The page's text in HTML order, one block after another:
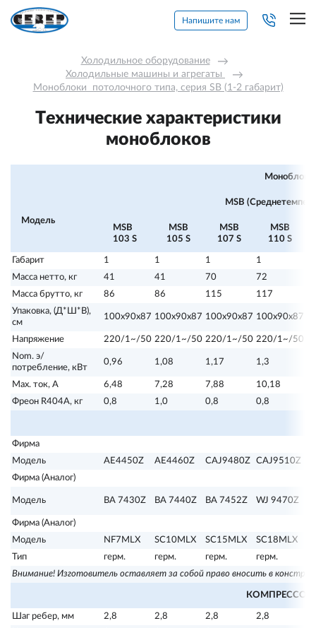
Напишите нам
Холодильное оборудование →
Холодильные машины и агрегаты →
Моноблоки  потолочного типа, серия SB (1-2 габарит)
Технические характеристики
моноблоков
Моноблоки
Модель
MSB
MSB
103 S
MSB
105 S
MSB
107 S
MSB
110 S
Габарит 1 1 1 1
Масса нетто, кг
41 41 70 72
Масса брутто, кг
86 86 115 117
Упаковка, (Д*Ш*В),
см
100х90х87 100х90х87 100х90х87 100х90х87
Напряжение 220/1~/50 220/1~/50 220/1~/50 220/1~/50
Nom. э/
потребление, кВт
0,96 1,08 1,17 1,3
Max. ток, А 6,48 7,28 7,88 10,18
Фреон R404А, кг
0,8 1,0 0,8 0,8
Фирма
Модель
AE4450Z AE4460Z CAJ9480Z CAJ9510Z
Фирма (Аналог)
Модель BA 7430Z BA 7440Z BA 7452Z WJ 9470Z
Фирма (Аналог)
Модель
NF7MLX SC10MLX SC15MLX SC18MLX
Тип
герм. герм. герм. герм.
Внимание! Изготовитель оставляет за собой право вносить в
Шаг ребер, мм 2,8 2,8 2,8 2,8